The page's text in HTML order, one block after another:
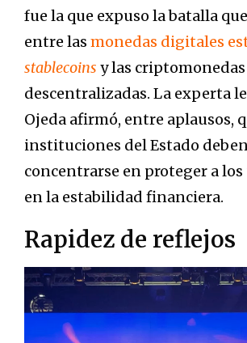
fue la que expuso la batalla
entre las monedas digitales
stablecoins y las criptomonedas
descentralizadas. La experta
Ojeda afirmó, entre aplausos,
instituciones del Estado
concentrarse en proteger a
en la estabilidad financiera.
Rapidez de reflejos